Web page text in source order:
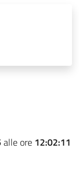
alle ore 12:02:11